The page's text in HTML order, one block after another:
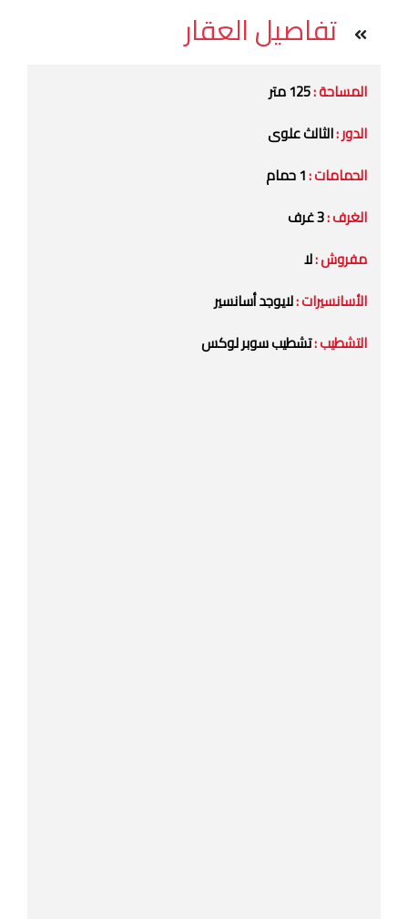
تفاصيل العقار
المساحة :125 متر
الدور :الثالث علوى
الحمامات :1 حمام
الغرف :3 غرف
مفروش :لا
الأسانسيرات :لايوجد أسانسير
التشطيب :تشطيب سوبر لوكس